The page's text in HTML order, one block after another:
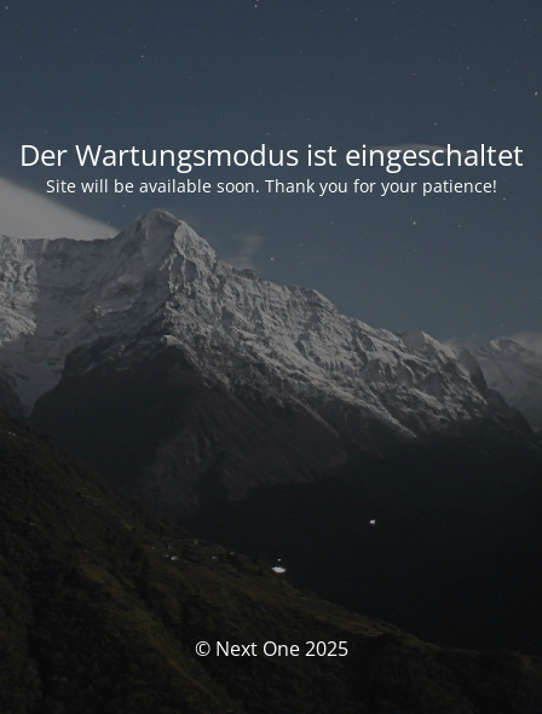
Der Wartungsmodus ist eingeschaltet
Site will be available soon. Thank you for your patience!
© Next One 2025